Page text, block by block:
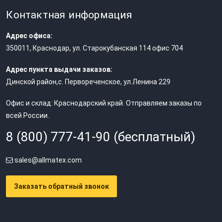
Контактная информация
Адрес офиса:
350011,Краснодар,ул. Старокубанская 114 офис 704
Адрес пункта выдачи заказов:
Динской район,с. Первореченское, ул.Ленина 229
Офис и склад: Краснодарский край. Отправляем заказы по
всей России.
8 (800) 777-41-90 (бесплатный)
sales@allmatex.com
Заказать обратный звонок